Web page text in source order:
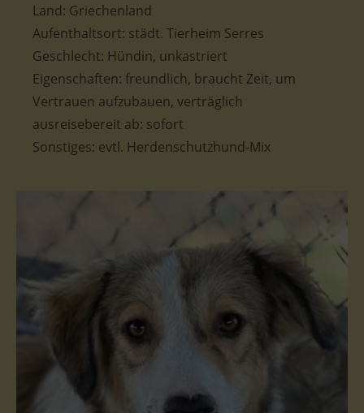
Land: Griechenland
Aufenthaltsort: städt. Tierheim Serres
Geschlecht: Hündin, unkastriert
Eigenschaften: freundlich, braucht Zeit, um
Vertrauen aufzubauen, verträglich
ausreisebereit ab: sofort
Sonstiges: evtl. Herdenschutzhund-Mix